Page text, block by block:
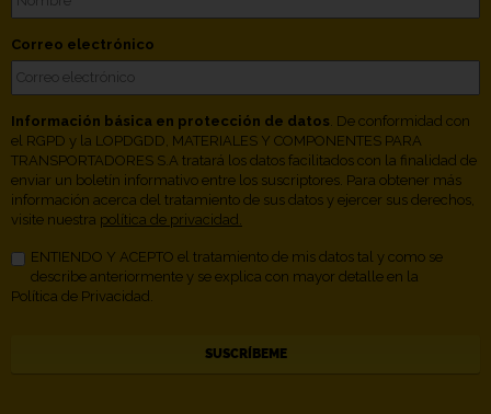
Correo electrónico
Información básica en protección de datos . De conformidad con
el RGPD y la LOPDGDD, MATERIALES Y COMPONENTES PARA
TRANSPORTADORES S.A tratará los datos facilitados con la finalidad de
enviar un boletín informativo entre los suscriptores. Para obtener más
información acerca del tratamiento de sus datos y ejercer sus derechos,
visite nuestra política de privacidad.
ENTIENDO Y ACEPTO el tratamiento de mis datos tal y como se
describe anteriormente y se explica con mayor detalle en la
Política de Privacidad.